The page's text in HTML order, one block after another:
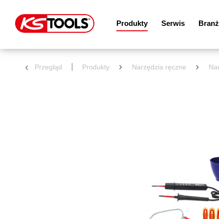
Produkty Serwis
Przegląd Produkty Narzędzia ręczne